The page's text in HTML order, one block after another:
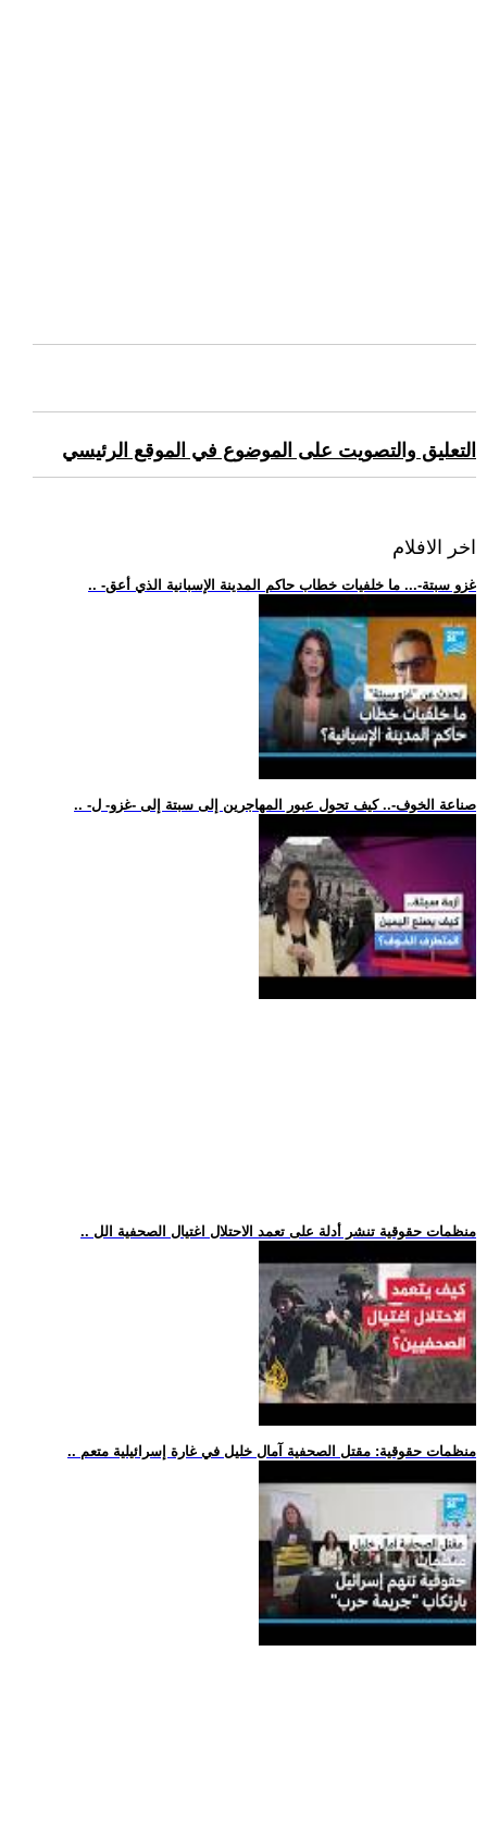
التعليق والتصويت على الموضوع في الموقع الرئيسي
اخر الافلام
.. -غزو سبتة-... ما خلفيات خطاب حاكم المدينة الإسبانية الذي أعق
.. -صناعة الخوف-.. كيف تحول عبور المهاجرين إلى سبتة إلى -غزو- ل
.. منظمات حقوقية تنشر أدلة على تعمد الاحتلال اغتيال الصحفية الل
.. منظمات حقوقية: مقتل الصحفية آمال خليل في غارة إسرائيلية متعم